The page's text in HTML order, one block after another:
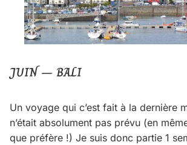
JUIN – BALI
Un voyage qui c’est fait à la dernière
n’était absolument pas prévu (en
que préfère !) Je suis donc partie 1